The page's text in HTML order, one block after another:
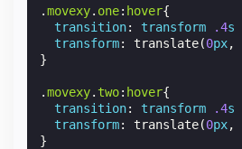
.movexy. one: hover{
transition: transform .4s
transform: translate(0px,
}
.movexy. two: hover{
transition: transform .4s
transform: translate(0px,
}